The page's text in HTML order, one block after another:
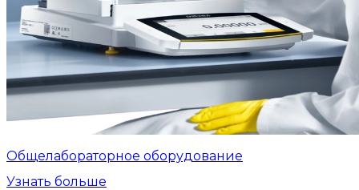
Общелабораторное оборудование
Узнать больше